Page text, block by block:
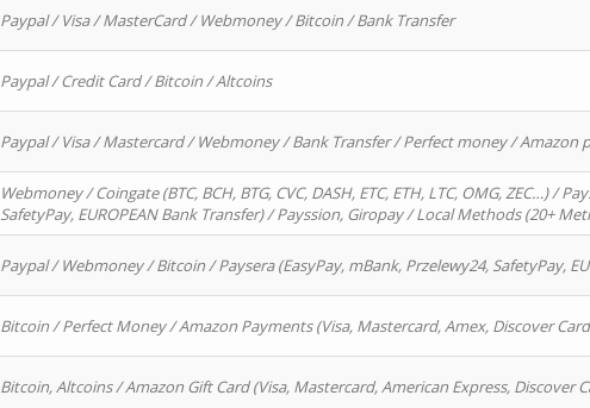
Paypal / Visa / MasterCard / Webmoney / Bitcoin / Bank Transfer
Paypal / Credit Card / Bitcoin / Altcoins
Paypal / Visa / Mastercard / Webmoney / Bank Transfer / Perfect money / Amazon
Webmoney / Coingate (BTC, BCH, BTG, CVC, DASH, ETC, ETH, LTC, OMG, ZEC…) /
SafetyPay, EUROPEAN Bank Transfer) / Payssion, Giropay / Local Methods (20+
Paypal / Webmoney / Bitcoin / Paysera (EasyPay, mBank, Przelewy24, SafetyPay,
Bitcoin / Perfect Money / Amazon Payments (Visa, Mastercard, Amex, Discover
Bitcoin, Altcoins / Amazon Gift Card (Visa, Mastercard, American Express, Discover